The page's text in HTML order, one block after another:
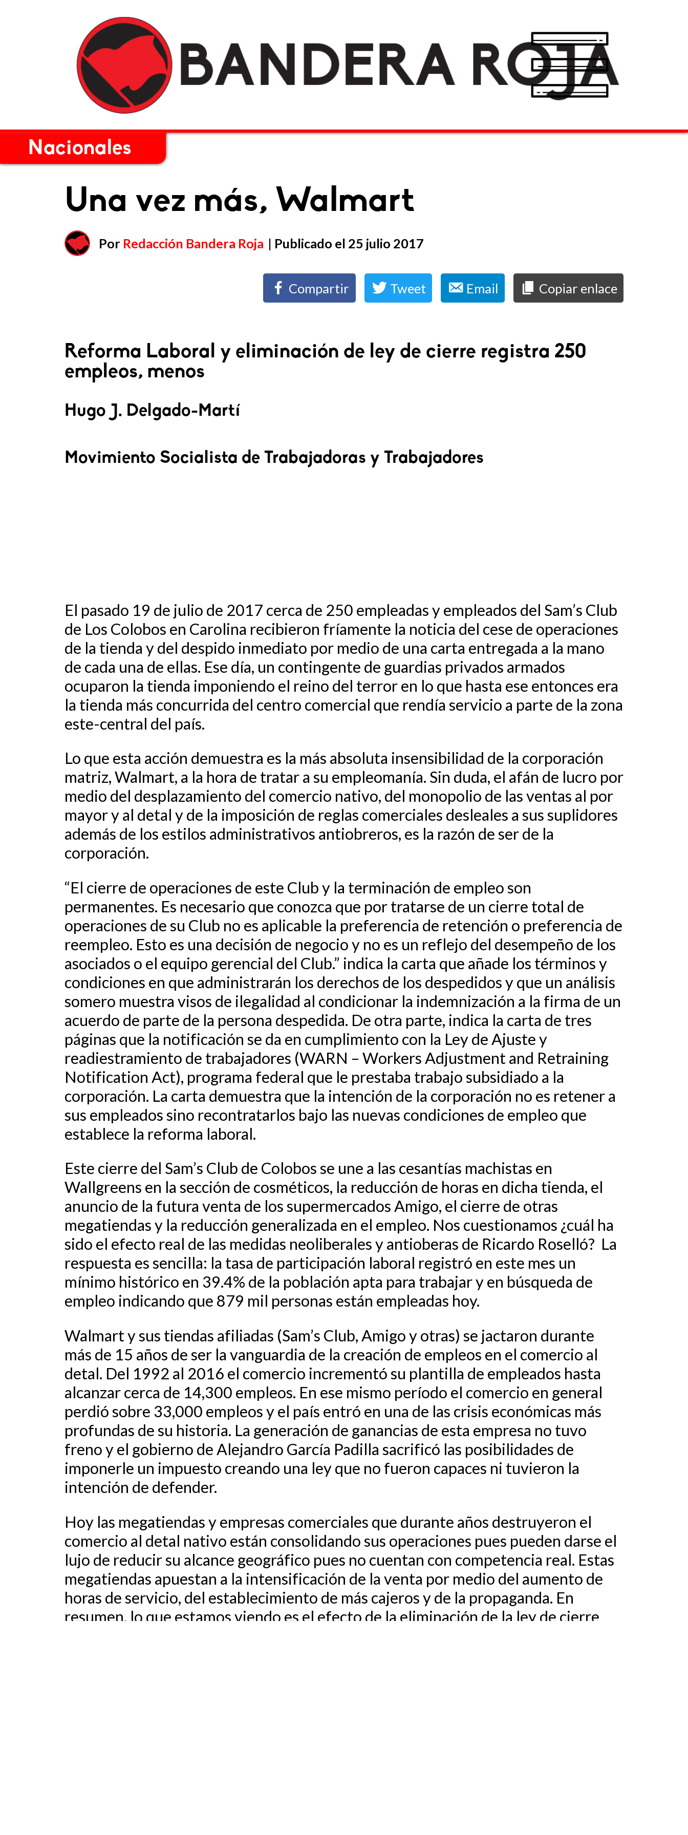
Nacionales
Una vez más, Walmart
Por Redacción Bandera Roja | Publicado el 25 julio 2017
Compartir Tweet Email Copiar enlace
Reforma Laboral y eliminación de ley de cierre registra 250
empleos, menos
Hugo J. Delgado-Martí
Movimiento Socialista de Trabajadoras y Trabajadores
El pasado 19 de julio de 2017 cerca de 250 empleadas y empleados del Sam’s Club
de Los Colobos en Carolina recibieron fríamente la noticia del cese de operaciones
de la tienda y del despido inmediato por medio de una carta entregada a la mano
de cada una de ellas. Ese día, un contingente de guardias privados armados
ocuparon la tienda imponiendo el reino del terror en lo que hasta ese entonces era
la tienda más concurrida del centro comercial que rendía servicio a parte de la zona
este-central del país.
Lo que esta acción demuestra es la más absoluta insensibilidad de la corporación
matriz, Walmart, a la hora de tratar a su empleomanía. Sin duda, el afán de lucro por
medio del desplazamiento del comercio nativo, del monopolio de las ventas al por
mayor y al detal y de la imposición de reglas comerciales desleales a sus suplidores
además de los estilos administrativos antiobreros, es la razón de ser de la
corporación.
“El cierre de operaciones de este Club y la terminación de empleo son
permanentes. Es necesario que conozca que por tratarse de un cierre total de
operaciones de su Club no es aplicable la preferencia de retención o preferencia de
reempleo. Esto es una decisión de negocio y no es un reflejo del desempeño de los
asociados o el equipo gerencial del Club.” indica la carta que añade los términos y
condiciones en que administrarán los derechos de los despedidos y que un análisis
somero muestra visos de ilegalidad al condicionar la indemnización a la firma de un
acuerdo de parte de la persona despedida. De otra parte, indica la carta de tres
páginas que la notificación se da en cumplimiento con la Ley de Ajuste y
readiestramiento de trabajadores (WARN – Workers Adjustment and Retraining
Notification Act), programa federal que le prestaba trabajo subsidiado a la
corporación. La carta demuestra que la intención de la corporación no es retener a
sus empleados sino recontratarlos bajo las nuevas condiciones de empleo que
establece la reforma laboral.
Este cierre del Sam’s Club de Colobos se une a las cesantías machistas en
Wallgreens en la sección de cosméticos, la reducción de horas en dicha tienda, el
anuncio de la futura venta de los supermercados Amigo, el cierre de otras
megatiendas y la reducción generalizada en el empleo. Nos cuestionamos ¿cuál ha
sido el efecto real de las medidas neoliberales y antioberas de Ricardo Roselló? La
respuesta es sencilla: la tasa de participación laboral registró en este mes un
mínimo histórico en 39.4% de la población apta para trabajar y en búsqueda de
empleo indicando que 879 mil personas están empleadas hoy.
Walmart y sus tiendas afiliadas (Sam’s Club, Amigo y otras) se jactaron durante
más de 15 años de ser la vanguardia de la creación de empleos en el comercio al
detal. Del 1992 al 2016 el comercio incrementó su plantilla de empleados hasta
alcanzar cerca de 14,300 empleos. En ese mismo período el comercio en general
perdió sobre 33,000 empleos y el país entró en una de las crisis económicas más
profundas de su historia. La generación de ganancias de esta empresa no tuvo
freno y el gobierno de Alejandro García Padilla sacrificó las posibilidades de
imponerle un impuesto creando una ley que no fueron capaces ni tuvieron la
intención de defender.
Hoy las megatiendas y empresas comerciales que durante años destruyeron el
comercio al detal nativo están consolidando sus operaciones pues pueden darse el
lujo de reducir su alcance geográfico pues no cuentan con competencia real. Estas
megatiendas apuestan a la intensificación de la venta por medio del aumento de
horas de servicio, del establecimiento de más cajeros y de la propaganda. En
resumen, lo que estamos viendo es el efecto de la eliminación de la ley de cierre